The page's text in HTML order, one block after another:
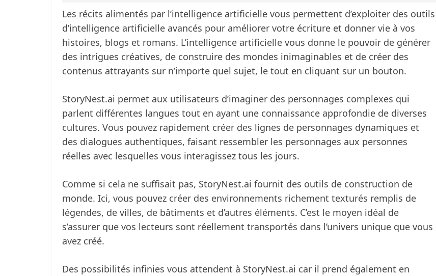
Les récits alimentés par l’intelligence artificielle vous permettent d’exploiter des outils
d’intelligence artificielle avancés pour améliorer votre écriture et donner vie à vos
histoires, blogs et romans. L’intelligence artificielle vous donne le pouvoir de générer
des intrigues créatives, de construire des mondes inimaginables et de créer des
contenus attrayants sur n’importe quel sujet, le tout en cliquant sur un bouton.
StoryNest.ai permet aux utilisateurs d’imaginer des personnages complexes qui
parlent différentes langues tout en ayant une connaissance approfondie de diverses
cultures. Vous pouvez rapidement créer des lignes de personnages dynamiques et
des dialogues authentiques, faisant ressembler les personnages aux personnes
réelles avec lesquelles vous interagissez tous les jours.
Comme si cela ne suffisait pas, StoryNest.ai fournit des outils de construction de
monde. Ici, vous pouvez créer des environnements richement texturés remplis de
légendes, de villes, de bâtiments et d’autres éléments. C’est le moyen idéal de
s’assurer que vos lecteurs sont réellement transportés dans l’univers unique que vous
avez créé.
Des possibilités infinies vous attendent à StoryNest.ai car il prend également en